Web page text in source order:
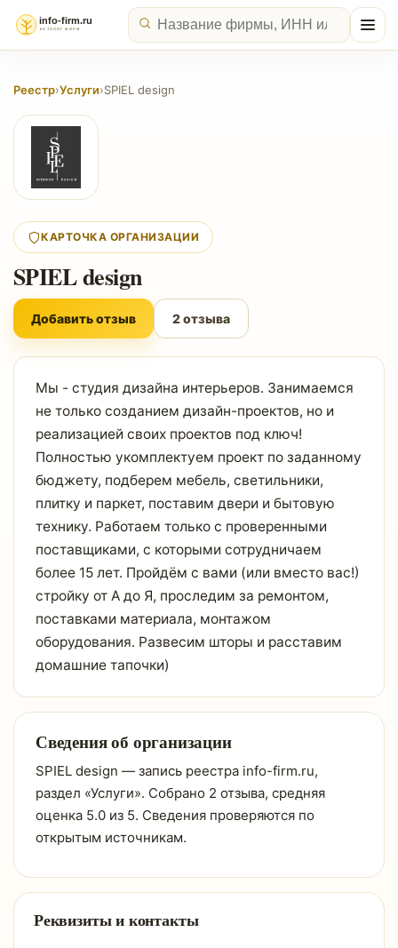
Реестр›Услуги›SPIEL design
КАРТОЧКА ОРГАНИЗАЦИИ
SPIEL design
Добавить отзыв 2 отзыва
Мы - студия дизайна интерьеров. Занимаемся
не только созданием дизайн-проектов, но и
реализацией своих проектов под ключ!
Полностью укомплектуем проект по заданному
бюджету, подберем мебель, светильники,
плитку и паркет, поставим двери и бытовую
технику. Работаем только с проверенными
поставщиками, с которыми сотрудничаем
более 15 лет. Пройдём с вами (или вместо вас!)
стройку от А до Я, проследим за ремонтом,
поставками материала, монтажом
оборудования. Развесим шторы и расставим
домашние тапочки)
Сведения об организации
SPIEL design — запись реестра info-firm.ru,
раздел «Услуги». Собрано 2 отзыва, средняя
оценка 5.0 из 5. Сведения проверяются по
открытым источникам.
Реквизиты и контакты